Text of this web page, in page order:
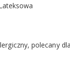
polecany